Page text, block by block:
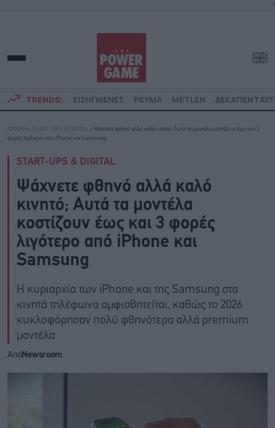
TRENDS: ΕΙΣΗΓΜΕΝΕΣ ΡΕΥΜΑ METLEN
ΑΡΧΙΚΗ » START-UPS & DIGITAL » Ψάχνετε φθηνό αλλά καλό κινητό; Αυτά τα μοντέλα κοστίζουν έως και 3
φορές λιγότερο από iPhone και Samsung
START-UPS & DIGITAL
Ψάχνετε φθηνό αλλά καλό
κινητό; Αυτά τα μοντέλα
κοστίζουν έως και 3 φορές
λιγότερο από iPhone και
Samsung
Η κυριαρχία των iPhone και της Samsung στα
κινητά τηλέφωνα αμφισβητείται, καθώς το 2026
κυκλοφόρησαν πολύ φθηνότερα αλλά premium
μοντέλα
ΑπόNewsroom